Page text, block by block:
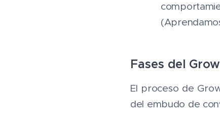
Fases del
El proceso de
del embudo de